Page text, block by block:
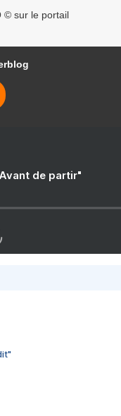
© sur le portail
de partir"